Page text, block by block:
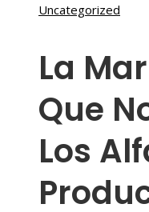
Uncategorized
La
Que
Los